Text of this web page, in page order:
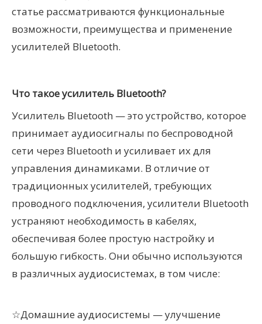
статье рассматриваются функциональные
возможности, преимущества и применение
усилителей Bluetooth.
Что такое усилитель Bluetooth?
Усилитель Bluetooth — это устройство, которое
принимает аудиосигналы по беспроводной
сети через Bluetooth и усиливает их для
управления динамиками. В отличие от
традиционных усилителей, требующих
проводного подключения, усилители Bluetooth
устраняют необходимость в кабелях,
обеспечивая более простую настройку и
большую гибкость. Они обычно используются
в различных аудиосистемах, в том числе:
☆Домашние аудиосистемы — улучшение